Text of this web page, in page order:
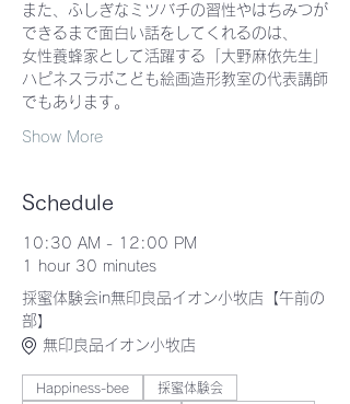
また、ふしぎなミツバチの習性やはちみつが
できるまで面白い話をしてくれるのは、
女性養蜂家として活躍する「大野麻依先生」
ハピネスラボこども絵画造形教室の代表講師
でもあります。
Show More
Schedule
10:30 AM - 12:00 PM
1 hour 30 minutes
採蜜体験会in無印良品イオン小牧店【午前の
部】
無印良品イオン小牧店
Happiness-bee
採蜜体験会